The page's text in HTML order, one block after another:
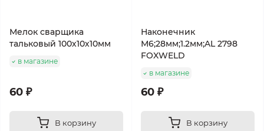
Мелок сварщика
тальковый 100х10х10мм
в магазине
60 ₽
В корзину
Наконечник
М6;28мм;1.2мм;AL 2798
FOXWELD
в магазине
60 ₽
В корзину